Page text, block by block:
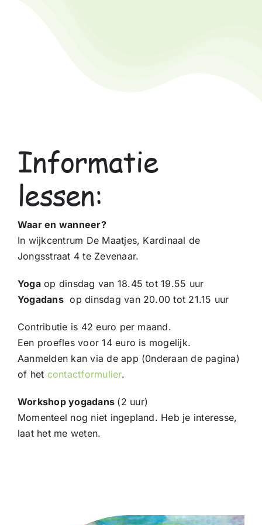
Informatie
lessen:
Waar en wanneer?
In wijkcentrum De Maatjes, Kardinaal de
Jongsstraat 4 te Zevenaar.
Yogaop dinsdag van 18.45 tot 19.55 uur
Yogadansop dinsdag van 20.00 tot 21.15 uur
Contributie is 42 euro per maand.
Een proefles voor 14 euro is mogelijk.
Aanmelden kan via de app (0nderaan de pagina)
of het contactformulier.
Workshop yogadans (2 uur)
Momenteel nog niet ingepland. Heb je interesse,
laat het me weten.